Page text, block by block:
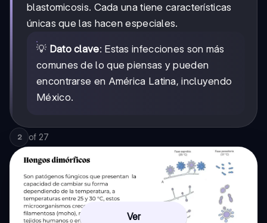
blastomicosis. Cada una tiene características
únicas que las hacen especiales.
💡 Dato clave: Estas infecciones son más
comunes de lo que piensas y pueden
encontrarse en América Latina, incluyendo
México.
2 of 27
Ver